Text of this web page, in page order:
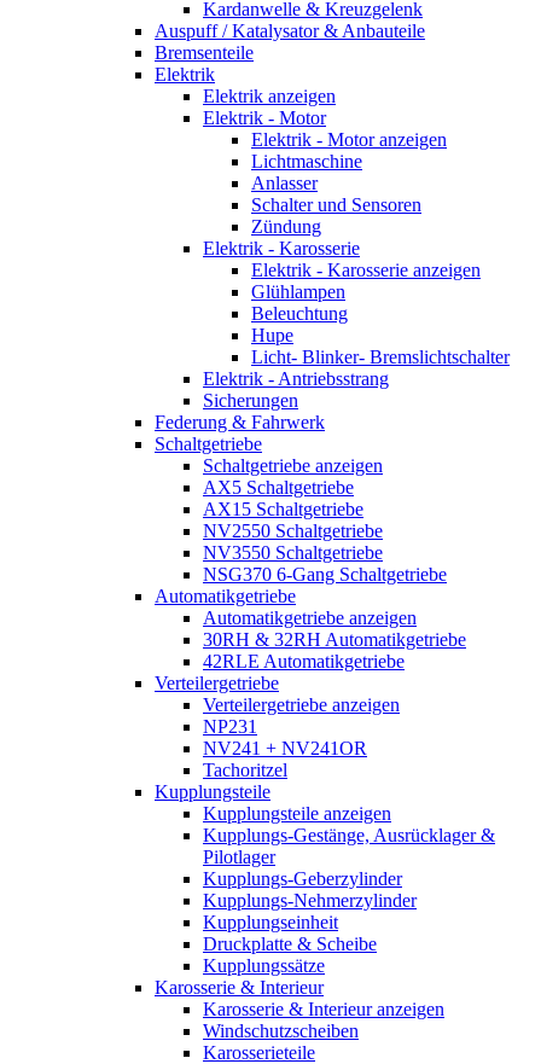
Kardanwelle & Kreuzgelenk
Auspuff / Katalysator & Anbauteile
Bremsenteile
Elektrik
Elektrik anzeigen
Elektrik - Motor
Elektrik - Motor anzeigen
Lichtmaschine
Anlasser
Schalter und Sensoren
Zündung
Elektrik - Karosserie
Elektrik - Karosserie anzeigen
Glühlampen
Beleuchtung
Hupe
Licht- Blinker- Bremslichtschalter
Elektrik - Antriebsstrang
Sicherungen
Federung & Fahrwerk
Schaltgetriebe
Schaltgetriebe anzeigen
AX5 Schaltgetriebe
AX15 Schaltgetriebe
NV2550 Schaltgetriebe
NV3550 Schaltgetriebe
NSG370 6-Gang Schaltgetriebe
Automatikgetriebe
Automatikgetriebe anzeigen
30RH & 32RH Automatikgetriebe
42RLE Automatikgetriebe
Verteilergetriebe
Verteilergetriebe anzeigen
NP231
NV241 + NV241OR
Tachoritzel
Kupplungsteile
Kupplungsteile anzeigen
Kupplungs-Gestänge, Ausrücklager &
Pilotlager
Kupplungs-Geberzylinder
Kupplungs-Nehmerzylinder
Kupplungseinheit
Druckplatte & Scheibe
Kupplungssätze
Karosserie & Interieur
Karosserie & Interieur anzeigen
Windschutzscheiben
Karosserieteile